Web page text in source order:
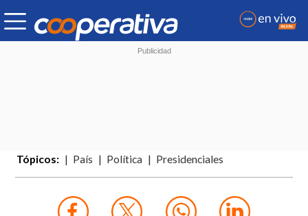
Tópicos: País Política Presidenciales